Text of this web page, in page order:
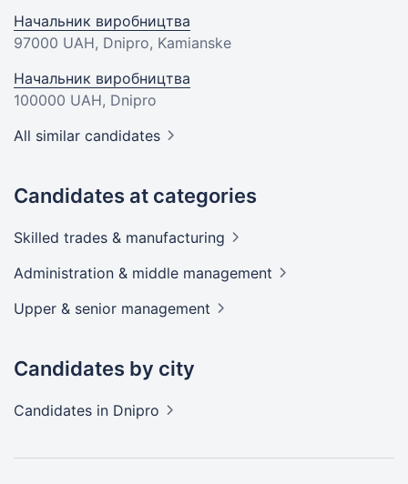
Начальник виробництва
97000 UAH, Dnipro, Kamianske
Начальник виробництва
100000 UAH, Dnipro
All similar candidates
Candidates at categories
Skilled trades & manufacturing
Administration & middle management
Upper & senior management
Candidates by city
Candidates in Dnipro